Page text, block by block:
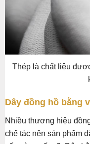
Thép là chất liệu
Dây đồng hồ bằng
Nhiều thương hiệu
chế tác nên sản phẩm